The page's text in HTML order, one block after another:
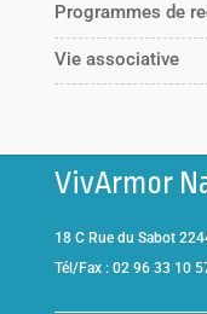
Programmes de
Vie associative
VivArmor
18 C Rue du Sabot
Tél/Fax : 02 96 33 10